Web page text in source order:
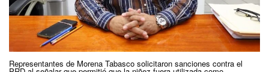
Representantes de Morena Tabasco solicitaron sanciones contra el